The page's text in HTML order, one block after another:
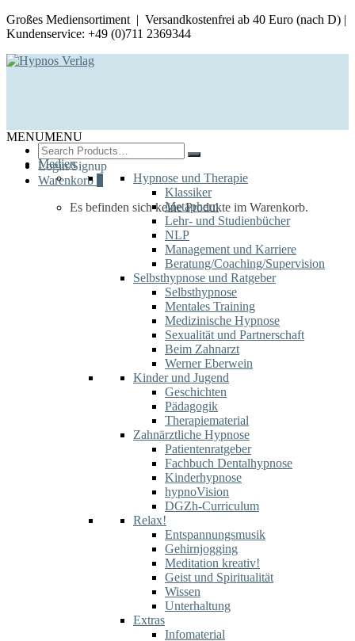
Großes Mediensortiment | Versandkostenfrei ab 40 Euro (nach D) |
Kundenservice: +49 (0)711 2369344
Search
for:
Login/Signup
Warenkorb
Es befinden sich keine Produkte im Warenkorb.
MENUMENU
Medien
Hypnose und Therapie
Klassiker
Metaphern
Lehr- und Studienbücher
NLP
Management und Karriere
Beratung/Coaching/Supervision
Selbsthypnose und Ratgeber
Selbsthypnose
Mentales Training
Medizinische Hypnose
Sexualität und Partnerschaft
Beim Zahnarzt
Werner Eberwein
Kinder und Jugend
Geschichten
Pädagogik
Therapiematerial
Zahnärztliche Hypnose
Patientenratgeber
Fachbuch Dentalhypnose
Kinderhypnose
hypnoVision
DGZh-Curriculum
Relax!
Entspannungsmusik
Gehirnjogging
Meditation kreativ!
Geist und Spiritualität
Wissen
Unterhaltung
Extras
Infomaterial